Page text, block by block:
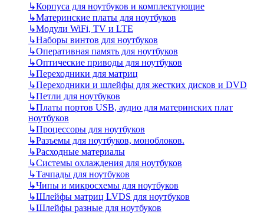
↳Корпуса для ноутбуков и комплектующие
↳Материнские платы для ноутбуков
↳Модули WiFi, TV и LTE
↳Наборы винтов для ноутбуков
↳Оперативная память для ноутбуков
↳Оптические приводы для ноутбуков
↳Переходники для матриц
↳Переходники и шлейфы для жестких дисков и DVD
↳Петли для ноутбуков
↳Платы портов USB, аудио для материнских плат
ноутбуков
↳Процессоры для ноутбуков
↳Разъемы для ноутбуков, моноблоков.
↳Расходные материалы
↳Системы охлаждения для ноутбуков
↳Тачпады для ноутбуков
↳Чипы и микросхемы для ноутбуков
↳Шлейфы матриц LVDS для ноутбуков
↳Шлейфы разные для ноутбуков